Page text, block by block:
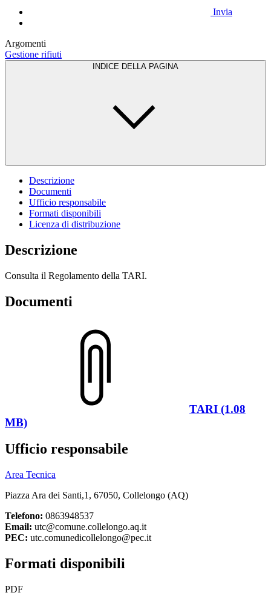
Invia
Argomenti
Gestione rifiuti
INDICE DELLA PAGINA
Descrizione
Documenti
Ufficio responsabile
Formati disponibili
Licenza di distribuzione
Descrizione
Consulta il Regolamento della TARI.
Documenti
TARI (1.08
MB)
Ufficio responsabile
Area Tecnica
Piazza Ara dei Santi,1, 67050, Collelongo (AQ)
Telefono: 0863948537
Email: utc@comune.collelongo.aq.it
PEC: utc.comunedicollelongo@pec.it
Formati disponibili
PDF